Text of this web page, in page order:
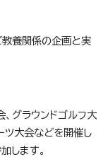
教養関係の企画と実
グラウンドゴルフ大
ツ大会などを開催し
します。